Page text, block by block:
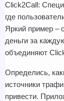
Click2Call:
где
Яркий пример –
деньги за
объединяют
Определись,
источники
привести.